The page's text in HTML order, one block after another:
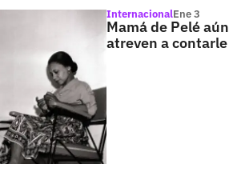
InternacionalEne 3
Mamá de Pelé
atreven a contarle